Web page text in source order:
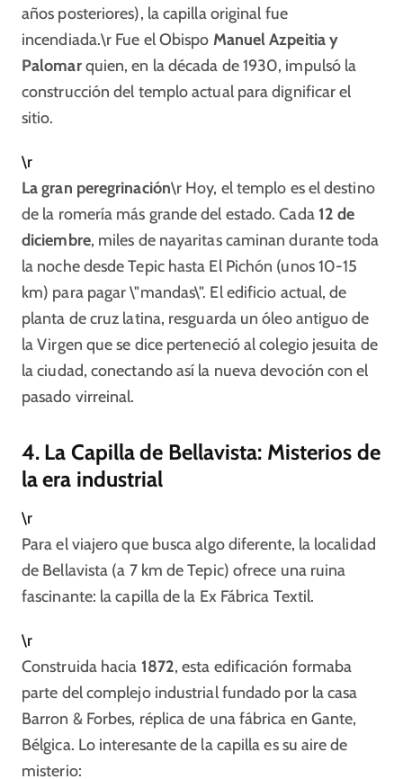
años posteriores), la capilla original fue
incendiada.\r Fue el Obispo Manuel Azpeitia y
Palomarquien, en la década de 1930, impulsó la
construcción del templo actual para dignificar el
sitio.​
\r
La gran peregrinación\r Hoy, el templo es el destino
de la romería más grande del estado. Cada 12 de
diciembre, miles de nayaritas caminan durante toda
la noche desde Tepic hasta El Pichón (unos 10-15
km) para pagar \"mandas\". El edificio actual, de
planta de cruz latina, resguarda un óleo antiguo de
la Virgen que se dice perteneció al colegio jesuita de
la ciudad, conectando así la nueva devoción con el
pasado virreinal.​
4. La Capilla de Bellavista: Misterios de
la era industrial
\r
Para el viajero que busca algo diferente, la localidad
de Bellavista (a 7 km de Tepic) ofrece una ruina
fascinante: la capilla de la Ex Fábrica Textil.
\r
Construida hacia 1872, esta edificación formaba
parte del complejo industrial fundado por la casa
Barron & Forbes, réplica de una fábrica en Gante,
Bélgica. Lo interesante de la capilla es su aire de
misterio: